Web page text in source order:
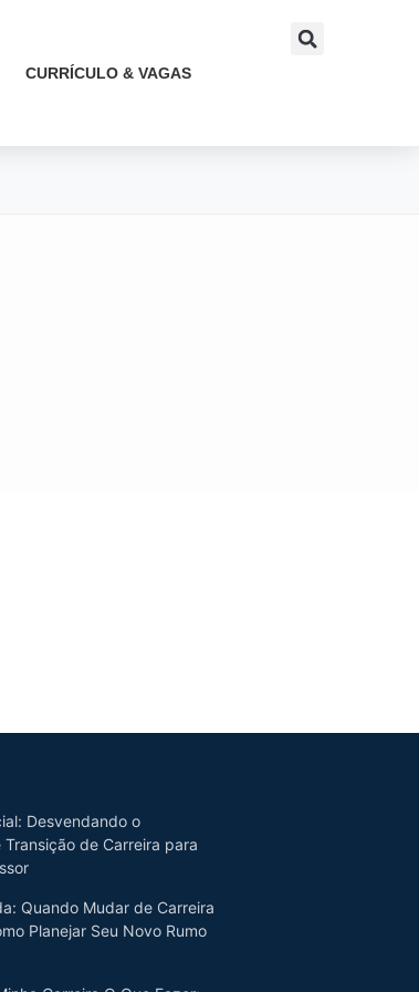
CURRÍCULO & VAGAS
Desvendando o
Transição de Carreira para
Quando Mudar de Carreira
Planejar Seu Novo Rumo